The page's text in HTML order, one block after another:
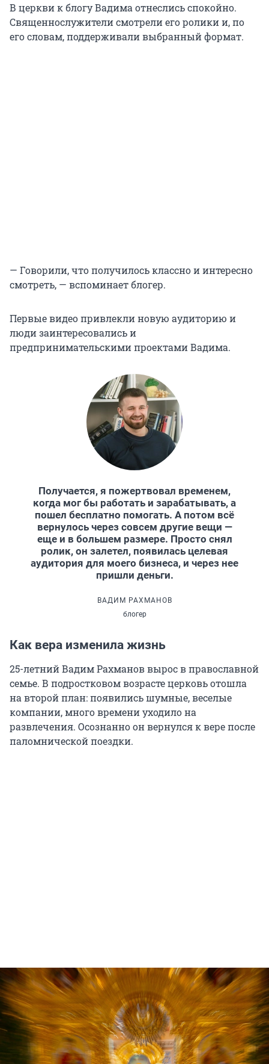
В церкви к блогу Вадима отнеслись спокойно.
Священнослужители смотрели его ролики и, по
его словам, поддерживали выбранный формат.
— Говорили, что получилось классно и интересно
смотреть, — вспоминает блогер.
Первые видео привлекли новую аудиторию и
люди заинтересовались и
предпринимательскими проектами Вадима.
Получается, я пожертвовал временем,
когда мог бы работать и зарабатывать, а
пошел бесплатно помогать. А потом всё
вернулось через совсем другие вещи —
еще и в большем размере. Просто снял
ролик, он залетел, появилась целевая
аудитория для моего бизнеса, и через нее
пришли деньги.
ВАДИМ РАХМАНОВ
блогер
Как вера изменила жизнь
25-летний Вадим Рахманов вырос в православной
семье. В подростковом возрасте церковь отошла
на второй план: появились шумные, веселые
компании, много времени уходило на
развлечения. Осознанно он вернулся к вере после
паломнической поездки.